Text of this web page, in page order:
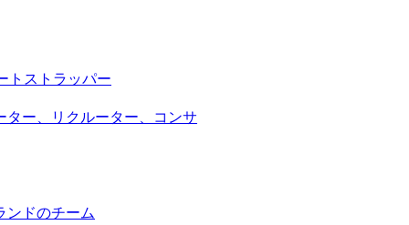
トストラッパー
ター、リクルーター、コンサ
ンドのチーム